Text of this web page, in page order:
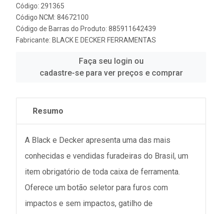
Código: 291365
Código NCM: 84672100
Código de Barras do Produto: 885911642439
Fabricante: BLACK E DECKER FERRAMENTAS
Faça seu login ou
cadastre-se para ver preços e comprar
Resumo
A Black e Decker apresenta uma das mais
conhecidas e vendidas furadeiras do Brasil, um
item obrigatório de toda caixa de ferramenta.
Oferece um botão seletor para furos com
impactos e sem impactos, gatilho de